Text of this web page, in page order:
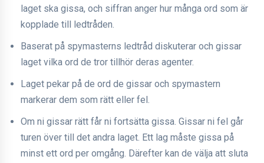
laget ska gissa, och siffran anger hur många ord som är
kopplade till ledtråden.
Baserat på spymasterns ledtråd diskuterar och gissar
laget vilka ord de tror tillhör deras agenter.
Laget pekar på de ord de gissar och spymastern
markerar dem som rätt eller fel.
Om ni gissar rätt får ni fortsätta gissa. Gissar ni fel går
turen över till det andra laget. Ett lag måste gissa på
minst ett ord per omgång. Därefter kan de välja att sluta